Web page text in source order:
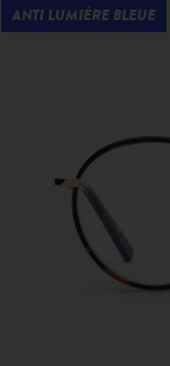
ANTI LUMIÈRE BLEUE